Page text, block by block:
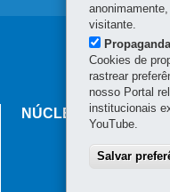
principal
NÚCLEO REGIONAL
86.010-490
visitante.
Propaganda
Cookies de
rastrear
nosso Portal
institucionais
YouTube.
Salvar